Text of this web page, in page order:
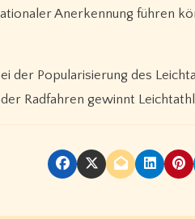
Anerkennung führen
der Popularisierung des
Radfahren gewinnt